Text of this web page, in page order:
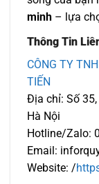
minh – lựa
Thông Tin
CÔNG TY
TIẾN
Địa chỉ: Số
Hà Nội
Hotline/Zalo:
Email:
Website: /